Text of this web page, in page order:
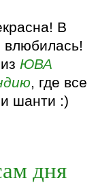
В
влюбилась!
изЮВА
, где все
шанти :)
дня